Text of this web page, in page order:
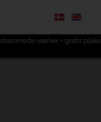
værker + gratis